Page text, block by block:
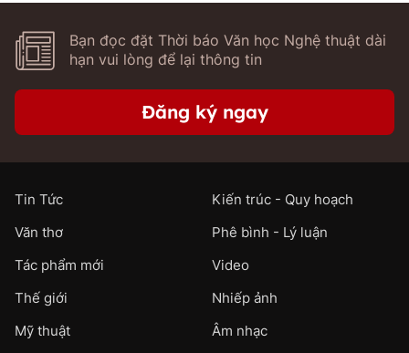
Bạn đọc đặt Thời báo Văn học Nghệ thuật dài
hạn vui lòng để lại thông tin
Đăng ký ngay
Tin Tức
Kiến trúc - Quy hoạch
Văn thơ
Phê bình - Lý luận
Tác phẩm mới
Video
Thế giới
Nhiếp ảnh
Mỹ thuật
Âm nhạc